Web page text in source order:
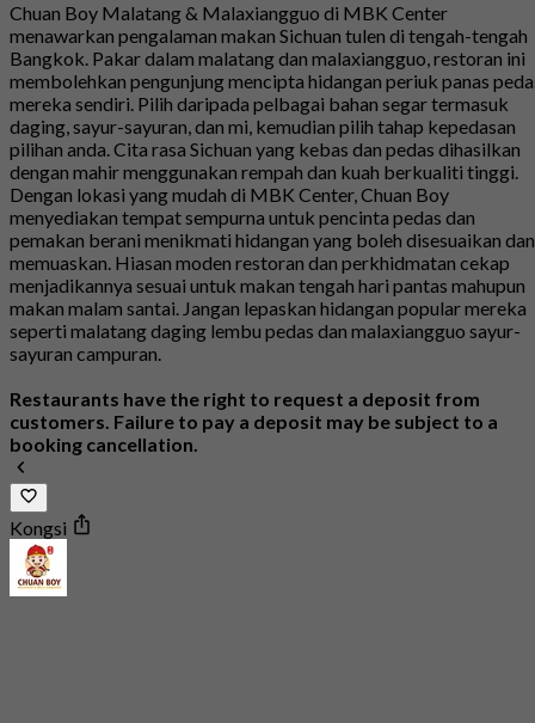
Chuan Boy Malatang & Malaxiangguo di MBK Center
menawarkan pengalaman makan Sichuan tulen di tengah-tengah
Bangkok. Pakar dalam malatang dan malaxiangguo, restoran ini
membolehkan pengunjung mencipta hidangan periuk panas
mereka sendiri. Pilih daripada pelbagai bahan segar termasuk
daging, sayur-sayuran, dan mi, kemudian pilih tahap kepedasan
pilihan anda. Cita rasa Sichuan yang kebas dan pedas dihasilkan
dengan mahir menggunakan rempah dan kuah berkualiti tinggi.
Dengan lokasi yang mudah di MBK Center, Chuan Boy
menyediakan tempat sempurna untuk pencinta pedas dan
pemakan berani menikmati hidangan yang boleh disesuaikan dan
memuaskan. Hiasan moden restoran dan perkhidmatan cekap
menjadikannya sesuai untuk makan tengah hari pantas mahupun
makan malam santai. Jangan lepaskan hidangan popular mereka
seperti malatang daging lembu pedas dan malaxiangguo sayur-
sayuran campuran.
Restaurants have the right to request a deposit from
customers. Failure to pay a deposit may be subject to a
booking cancellation.
Kongsi